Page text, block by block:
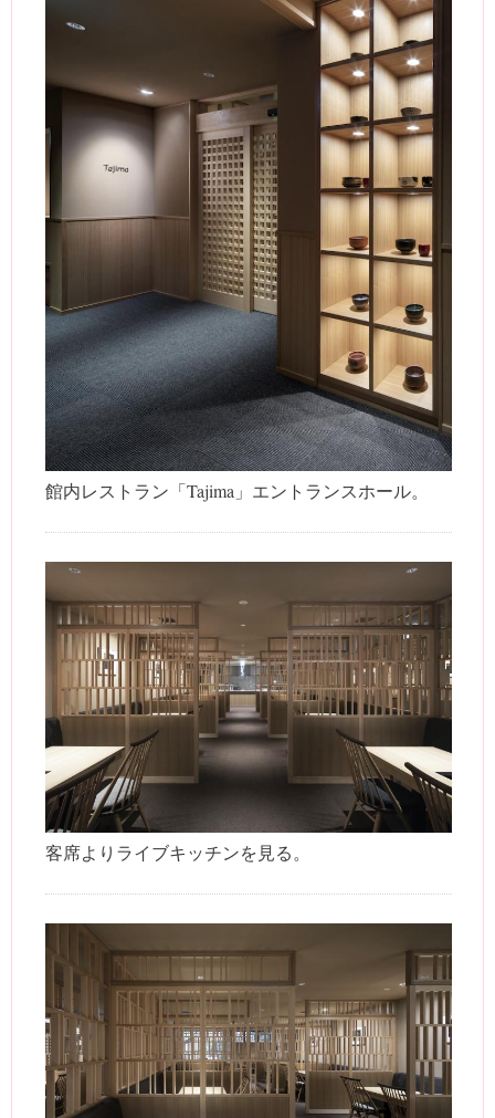
館内レストラン「Tajima」エントランスホール。
客席よりライブキッチンを見る。